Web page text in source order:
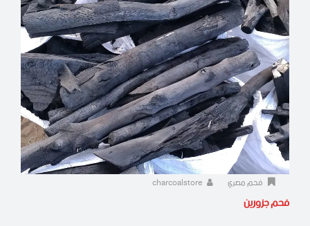
فحم مصري
فحم جزورين